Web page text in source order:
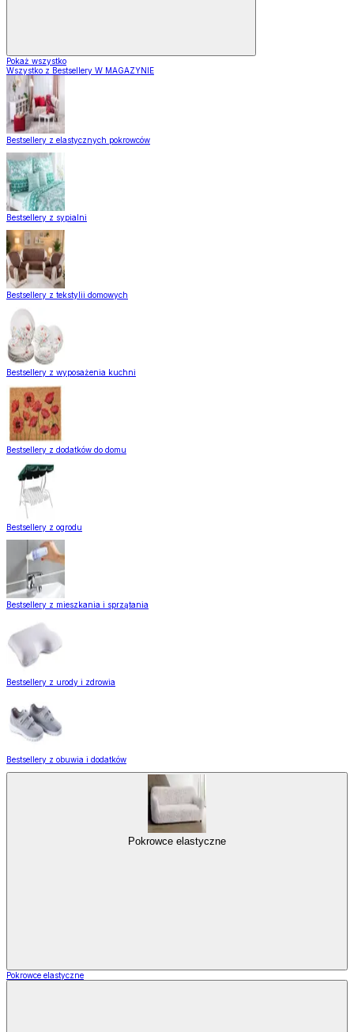
Pokaż wszystko
Wszystko z Bestsellery W MAGAZYNIE
Bestsellery z elastycznych pokrowców
Bestsellery z sypialni
Bestsellery z tekstylii domowych
Bestsellery z wyposażenia kuchni
Bestsellery z dodatków do domu
Bestsellery z ogrodu
Bestsellery z mieszkania i sprzątania
Bestsellery z urody i zdrowia
Bestsellery z obuwia i dodatków
Pokrowce elastyczne
Pokrowce elastyczne